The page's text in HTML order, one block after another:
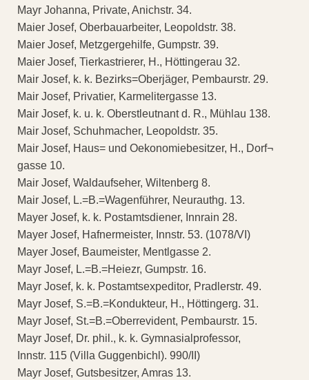
Mayr Johanna, Private, Anichstr. 34.
Maier Josef, Oberbauarbeiter, Leopoldstr. 38.
Maier Josef, Metzgergehilfe, Gumpstr. 39.
Maier Josef, Tierkastrierer, H., Höttingerau 32.
Mair Josef, k. k. Bezirks=Oberjäger, Pembaurstr. 29.
Mair Josef, Privatier, Karmelitergasse 13.
Mair Josef, k. u. k. Oberstleutnant d. R., Mühlau 138.
Mair Josef, Schuhmacher, Leopoldstr. 35.
Mair Josef, Haus= und Oekonomiebesitzer, H., Dorf¬
gasse 10.
Mair Josef, Waldaufseher, Wiltenberg 8.
Mair Josef, L.=B.=Wagenführer, Neurauthg. 13.
Mayer Josef, k. k. Postamtsdiener, Innrain 28.
Mayer Josef, Hafnermeister, Innstr. 53. (1078/VI)
Mayer Josef, Baumeister, Mentlgasse 2.
Mayr Josef, L.=B.=Heiezr, Gumpstr. 16.
Mayr Josef, k. k. Postamtsexpeditor, Pradlerstr. 49.
Mayr Josef, S.=B.=Kondukteur, H., Höttingerg. 31.
Mayr Josef, St.=B.=Oberrevident, Pembaurstr. 15.
Mayr Josef, Dr. phil., k. k. Gymnasialprofessor,
Innstr. 115 (Villa Guggenbichl). 990/II)
Mayr Josef, Gutsbesitzer, Amras 13.